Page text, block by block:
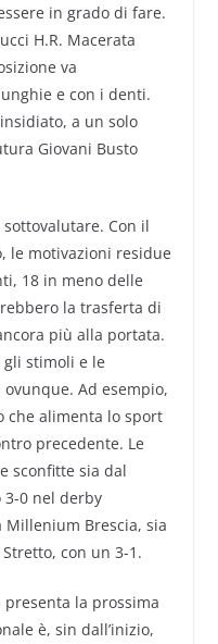
in grado di fare.
H.R. Macerata
va
e con i denti.
a un solo
Giovani Busto
Con il
le motivazioni residue
18 in meno delle
la trasferta di
più alla portata.
stimoli e le
Ad esempio,
che alimenta lo sport
precedente. Le
sconfitte sia dal
3-0 nel derby
Brescia, sia
con un 3-1.
presenta la prossima
è, sin dall’inizio,